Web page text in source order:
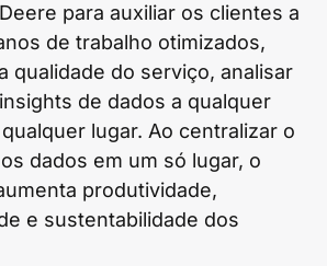
para auxiliar os clientes a
de trabalho otimizados,
qualidade do serviço, analisar
de dados a qualquer
lugar. Ao centralizar o
dados em um só lugar, o
produtividade,
e sustentabilidade dos